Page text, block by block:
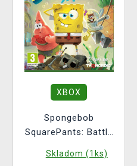
XBOX
Spongebob
SquarePants: Battle
Rehydrated BAZAR
Skladom (1ks)